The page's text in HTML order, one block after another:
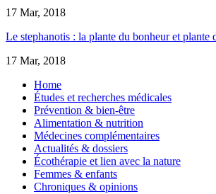
17 Mar, 2018
Le stephanotis : la plante du bonheur et
17 Mar, 2018
Home
Études et recherches médicales
Prévention & bien-être
Alimentation & nutrition
Médecines complémentaires
Actualités & dossiers
Écothérapie et lien avec la nature
Femmes & enfants
Chroniques & opinions